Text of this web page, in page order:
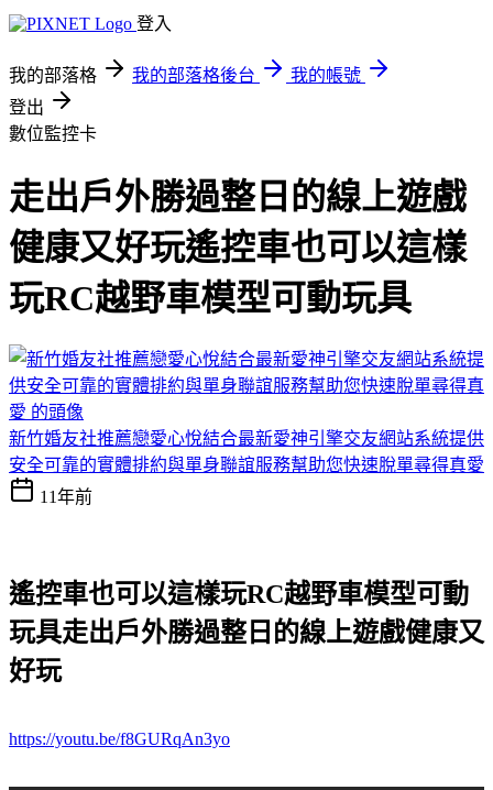
登入
我的部落格 我的部落格後台
我的帳號
登出
數位監控卡
走出戶外勝過整日的線上遊戲
健康又好玩遙控車也可以這樣
玩RC越野車模型可動玩具
新竹婚友社推薦戀愛心悅結合最新愛神引擎交友網站系統提供
安全可靠的實體排約與單身聯誼服務幫助您快速脫單尋得真愛
11年前
遙控車也可以這樣玩RC越野車模型可動
玩具走出戶外勝過整日的線上遊戲健康又
好玩
https://youtu.be/f8GURqAn3yo